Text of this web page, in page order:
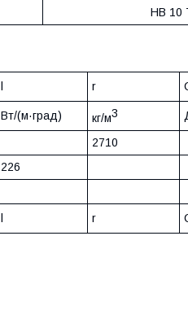
HB 10
r
Вт/(м·град) кг/м3
2710
226
r